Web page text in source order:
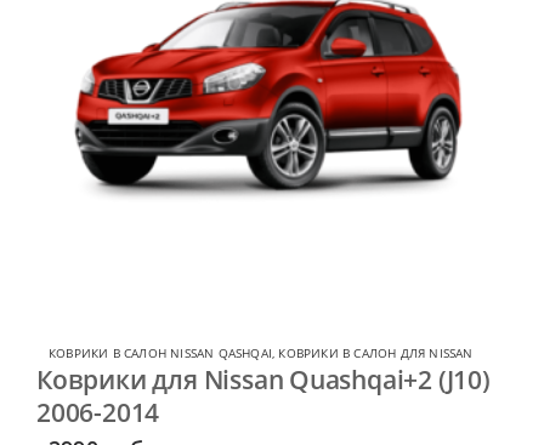
КОВРИКИ В САЛОН NISSAN QASHQAI, КОВРИКИ В САЛОН ДЛЯ NISSAN
Коврики для Nissan Quashqai+2 (J10)
2006-2014